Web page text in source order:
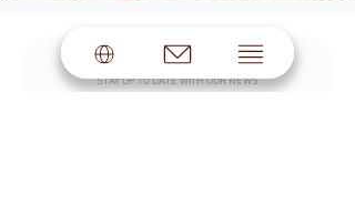
SUBSCRIBE TO THE NEWSLETTER
STAY UP TO DATE WITH OUR NEWS